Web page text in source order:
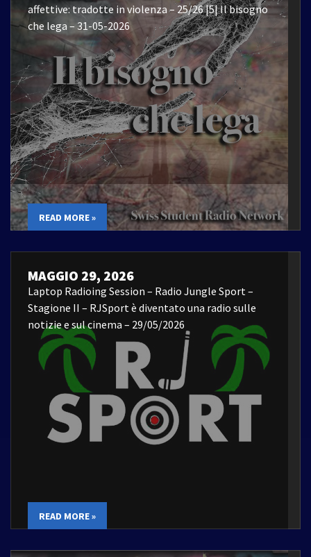
affettive: tradotte in violenza – 25/26 |5| Il bisogno
che lega – 31-05-2026
READ MORE »
MAGGIO 29, 2026
Laptop Radioing Session – Radio Jungle Sport –
Stagione II – RJSport è diventato una radio sulle
notizie e sul cinema – 29/05/2026
READ MORE »